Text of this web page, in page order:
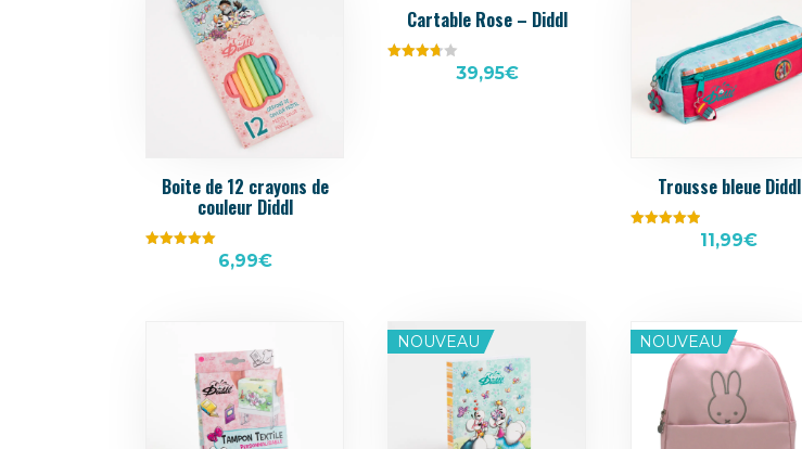
Boite de 12 crayons de
couleur Diddl
6,99€
Cartable Rose – Diddl
39,95€
Trousse bleue Diddl
11,99€
NOUVEAU NOUVEAU